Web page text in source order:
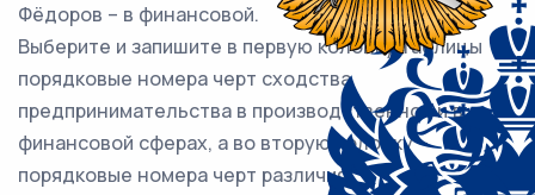
Фёдоров – в финансовой.
Выберите и запишите в первую колонку таблицы
порядковые номера черт сходства
предпринимательства в производственной и в
финансовой сферах, а во вторую колонку –
порядковые номера черт различия.